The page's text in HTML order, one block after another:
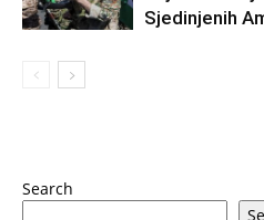
Sjedinjenih
Search